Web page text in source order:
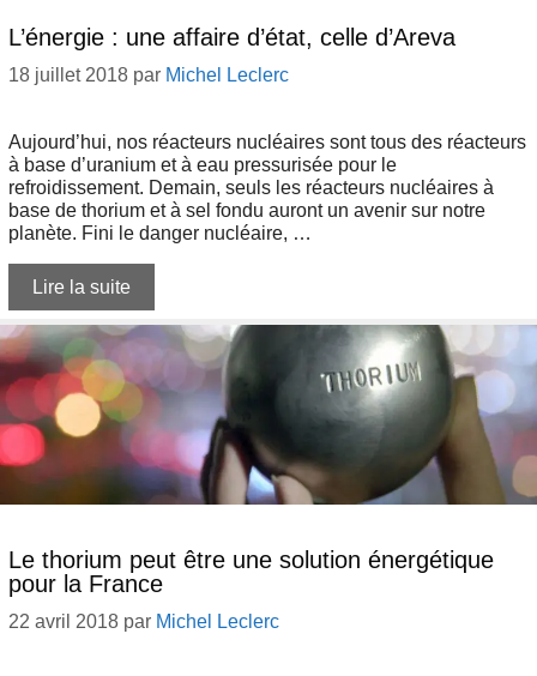
L’énergie : une affaire d’état, celle d’Areva
18 juillet 2018 par Michel Leclerc
Aujourd’hui, nos réacteurs nucléaires sont tous des réacteurs
à base d’uranium et à eau pressurisée pour le
refroidissement. Demain, seuls les réacteurs nucléaires à
base de thorium et à sel fondu auront un avenir sur notre
planète. Fini le danger nucléaire, …
Lire la suite
Le thorium peut être une solution énergétique
pour la France
22 avril 2018 par Michel Leclerc